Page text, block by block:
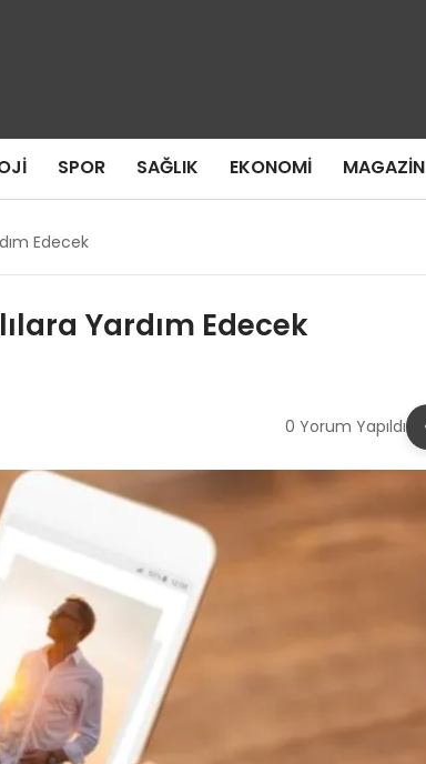
SPOR SAĞLIK EKONOMI MAGAZIN
Edecek
Yardım Edecek
0 Yorum Yapıldı